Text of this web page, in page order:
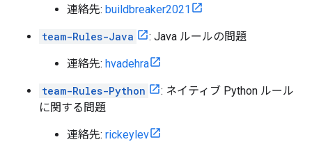
連絡先: buildbreaker2021
team-Rules-Java : Java ルールの問題
連絡先: hvadehra
team-Rules-Python
: ネイティブ Python ルール
に関する問題
連絡先: rickeylev